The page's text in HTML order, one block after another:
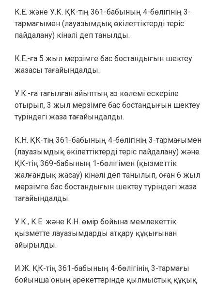
К.Е. және У.К. ҚК-тің 361-бабының 4-бөлігінің 3-
тармағымен (лауазымдық өкілеттіктерді теріс
пайдалану) кінәлі деп танылды.
К.Е.-ға 5 жыл мерзімге бас бостандығын шектеу
жазасы тағайындалды.
У.К.-ға тағылған айыптың аз көлемі ескеріле
отырып, 3 жыл мерзімге бас бостандығын шектеу
түріндегі жаза тағайындалды.
К.Н. ҚК-тің 361-бабының 4-бөлігінің 3-тармағымен
(лауазымдық өкілеттіктерді теріс пайдалану) және
ҚК-тің 369-бабының 1-бөлігімен (қызметтік
жалғандық жасау) кінәлі деп танылып, оған 6 жыл
мерзімге бас бостандығын шектеу түріндегі жаза
тағайындалды.
У.К., К.Е. және К.Н. өмір бойына мемлекеттік
қызметте лауазымдарды атқару құқығынан
айырылды.
И.Ж. ҚК-тің 361-бабының 4-бөлігінің 3-тармағы
бойынша оның әрекеттерінде қылмыстық құқық